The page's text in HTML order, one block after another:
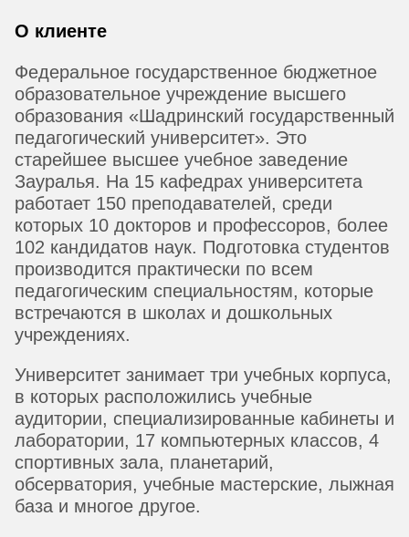
О клиенте
Федеральное государственное бюджетное
образовательное учреждение высшего
образования «Шадринский государственный
педагогический университет». Это
старейшее высшее учебное заведение
Зауралья. На 15 кафедрах университета
работает 150 преподавателей, среди
которых 10 докторов и профессоров, более
102 кандидатов наук. Подготовка студентов
производится практически по всем
педагогическим специальностям, которые
встречаются в школах и дошкольных
учреждениях.
Университет занимает три учебных корпуса,
в которых расположились учебные
аудитории, специализированные кабинеты и
лаборатории, 17 компьютерных классов, 4
спортивных зала, планетарий,
обсерватория, учебные мастерские, лыжная
база и многое другое.